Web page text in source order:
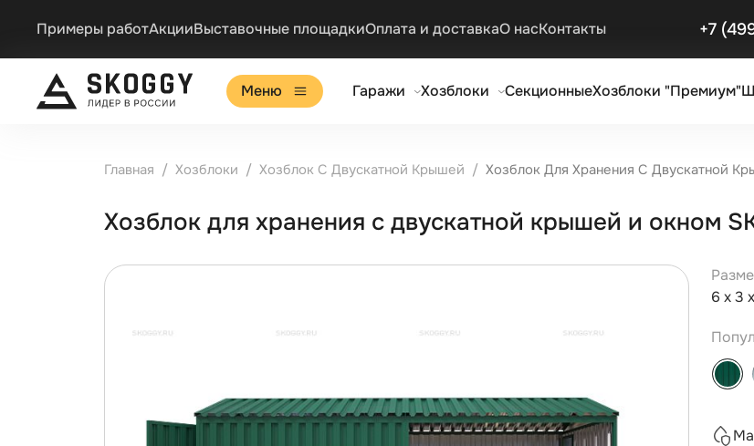
Примеры работАкцииВыставочные площадкиОплата и доставкаО насКонтакты +7
Меню Гаражи Хозблоки СекционныеХозблоки "Премиум"
Главная Хозблоки Хозблок С Двускатной Крышей Хозблок Для Хранения С Двускатной
Хозблок для хранения с двускатной крышей и окном
6 х 3